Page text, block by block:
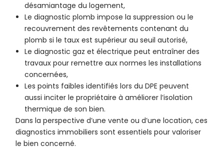
désamiantage du logement,
Le diagnostic plomb impose la suppression ou le
recouvrement des revêtements contenant du
plomb si le taux est supérieur au seuil autorisé,
Le diagnostic gaz et électrique peut entraîner des
travaux pour remettre aux normes les installations
concernées,
Les points faibles identifiés lors du DPE peuvent
aussi inciter le propriétaire à améliorer l’isolation
thermique de son bien.
Dans la perspective d’une vente ou d’une location, ces
diagnostics immobiliers sont essentiels pour valoriser
le bien concerné.